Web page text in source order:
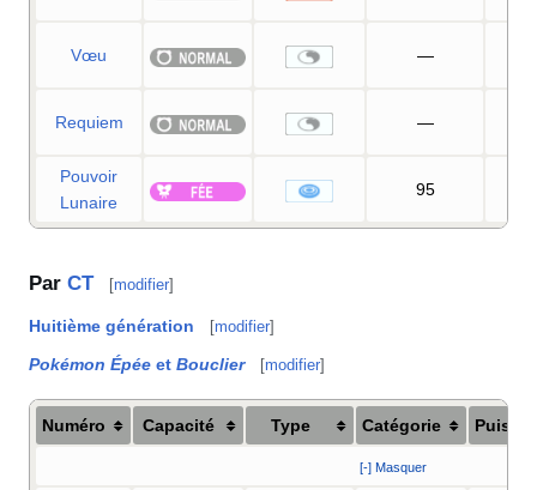
Vœu —
Requiem —
Pouvoir
Lunaire
95
Par CT [modifier]
Huitième génération [modifier]
Pokémon Épée et Bouclier [modifier]
Numéro Capacité Type Catégorie
[-] Masquer